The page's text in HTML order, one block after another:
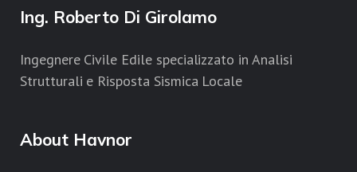
Ing. Roberto Di Girolamo
Ingegnere Civile Edile specializzato in Analisi
Strutturali e Risposta Sismica Locale
About Havnor